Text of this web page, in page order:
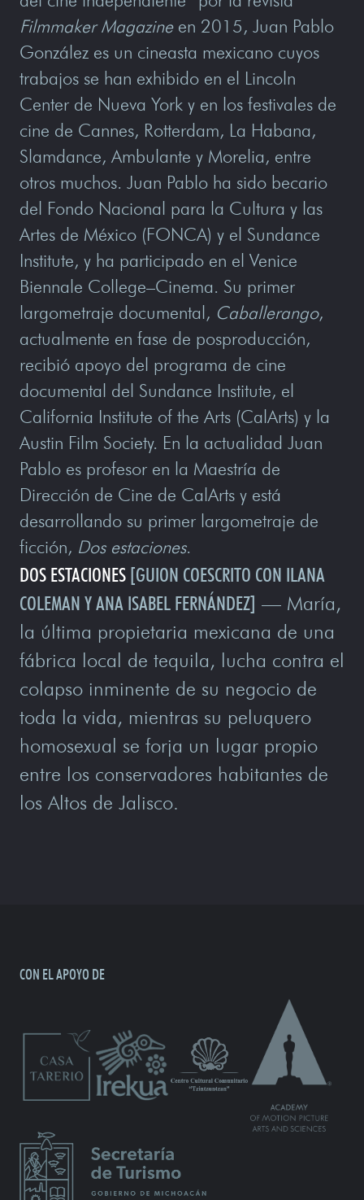
Filmmaker Magazineen 2015, Juan Pablo
González es un cineasta mexicano cuyos
trabajos se han exhibido en el Lincoln
Center de Nueva York y en los festivales de
cine de Cannes, Rotterdam, La Habana,
Slamdance, Ambulante y Morelia, entre
otros muchos. Juan Pablo ha sido becario
del Fondo Nacional para la Cultura y las
Artes de México (FONCA) y el Sundance
Institute, y ha participado en el Venice
Biennale College–Cinema. Su primer
largometraje documental, Caballerango,
actualmente en fase de posproducción,
recibió apoyo del programa de cine
documental del Sundance Institute, el
California Institute of the Arts (CalArts) y la
Austin Film Society. En la actualidad Juan
Pablo es profesor en la Maestría de
Dirección de Cine de CalArts y está
desarrollando su primer largometraje de
ficción, Dos estaciones.
DOS ESTACIONES [GUION COESCRITO CON ILANA
COLEMAN Y ANA ISABEL FERNÁNDEZ] — María,
la última propietaria mexicana de una
fábrica local de tequila, lucha contra el
colapso inminente de su negocio de
toda la vida, mientras su peluquero
homosexual se forja un lugar propio
entre los conservadores habitantes de
los Altos de Jalisco.
CON EL APOYO DE